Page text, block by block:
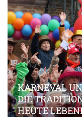
KARNEVAL
DIE
HEUTE